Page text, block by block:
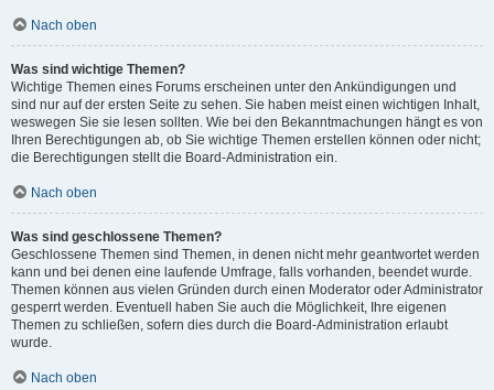
Nach oben
Was sind wichtige Themen?
Wichtige Themen eines Forums erscheinen unter den Ankündigungen und
sind nur auf der ersten Seite zu sehen. Sie haben meist einen wichtigen Inhalt,
weswegen Sie sie lesen sollten. Wie bei den Bekanntmachungen hängt es von
Ihren Berechtigungen ab, ob Sie wichtige Themen erstellen können oder nicht;
die Berechtigungen stellt die Board-Administration ein.
Nach oben
Was sind geschlossene Themen?
Geschlossene Themen sind Themen, in denen nicht mehr geantwortet werden
kann und bei denen eine laufende Umfrage, falls vorhanden, beendet wurde.
Themen können aus vielen Gründen durch einen Moderator oder Administrator
gesperrt werden. Eventuell haben Sie auch die Möglichkeit, Ihre eigenen
Themen zu schließen, sofern dies durch die Board-Administration erlaubt
wurde.
Nach oben